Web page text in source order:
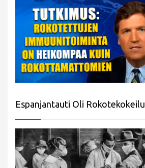
Espanjantauti Oli Rokotekokeilu